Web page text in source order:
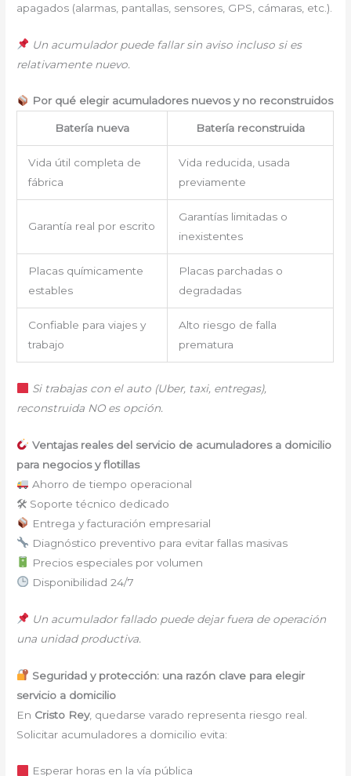
apagados (alarmas, pantallas, sensores, GPS, cámaras, etc.).
Un acumulador puede fallar sin aviso incluso si es
relativamente nuevo.
Por qué elegir acumuladores nuevos y no reconstruidos
Batería nueva Batería reconstruida
Vida útil completa de
fábrica
Vida reducida, usada
previamente
Garantía real por escrito
Garantías limitadas o
inexistentes
Placas químicamente
estables
Placas parchadas o
degradadas
Confiable para viajes y
trabajo
Alto riesgo de falla
prematura
Si trabajas con el auto (Uber, taxi, entregas),
reconstruida NO es opción.
Ventajas reales del servicio de acumuladores a domicilio
para negocios y flotillas
Ahorro de tiempo operacional
🛠 Soporte técnico dedicado
Entrega y facturación empresarial
Diagnóstico preventivo para evitar fallas masivas
Precios especiales por volumen
Disponibilidad 24/7
Un acumulador fallado puede dejar fuera de operación
una unidad productiva.
Seguridad y protección: una razón clave para elegir
servicio a domicilio
En Cristo Rey, quedarse varado representa riesgo real.
Solicitar acumuladores a domicilio evita:
Esperar horas en la vía pública